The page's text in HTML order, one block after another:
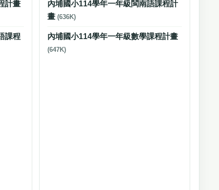
計畫
課程
內埔國小114學年一年級閩南語課程計
畫(636K)
內埔國小114學年一年級數學課程計畫
(647K)